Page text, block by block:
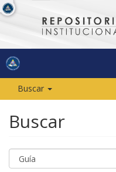
Buscar
Buscar